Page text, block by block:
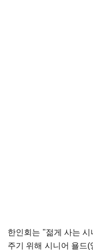
한인회는 "젊게 사는
주기 위해 시니어 욜드